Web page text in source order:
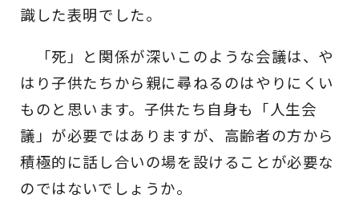
識した表明でした。
「死」と関係が深いこのような会議は、や
はり子供たちから親に尋ねるのはやりにくい
ものと思います。子供たち自身も「人生会
議」が必要ではありますが、高齢者の方から
積極的に話し合いの場を設けることが必要な
のではないでしょうか。